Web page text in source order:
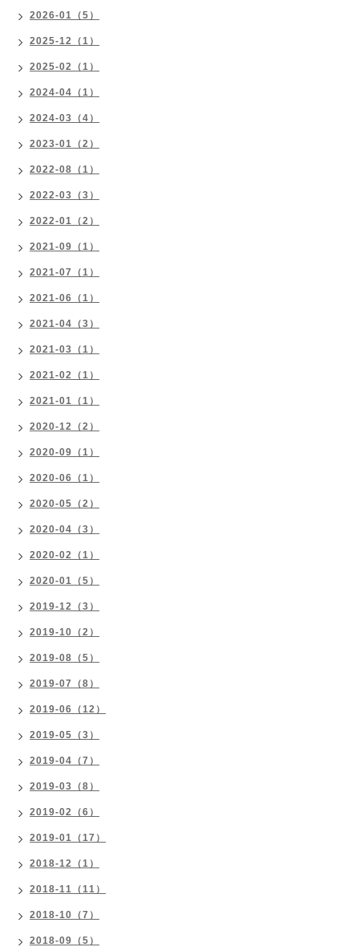
2026-01（5）
2025-12（1）
2025-02（1）
2024-04（1）
2024-03（4）
2023-01（2）
2022-08（1）
2022-03（3）
2022-01（2）
2021-09（1）
2021-07（1）
2021-06（1）
2021-04（3）
2021-03（1）
2021-02（1）
2021-01（1）
2020-12（2）
2020-09（1）
2020-06（1）
2020-05（2）
2020-04（3）
2020-02（1）
2020-01（5）
2019-12（3）
2019-10（2）
2019-08（5）
2019-07（8）
2019-06（12）
2019-05（3）
2019-04（7）
2019-03（8）
2019-02（6）
2019-01（17）
2018-12（1）
2018-11（11）
2018-10（7）
2018-09（5）